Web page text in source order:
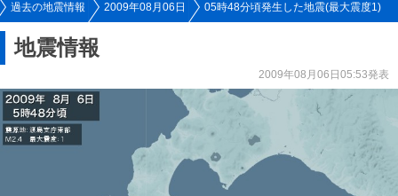
過去の地震情報 2009年08月06日 05時48分頃発生した地震(最大震度1)
地震情報
2009年08月06日05:53発表